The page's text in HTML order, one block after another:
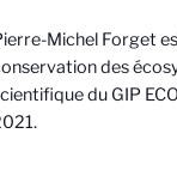
Michel Forget
des
du GIP